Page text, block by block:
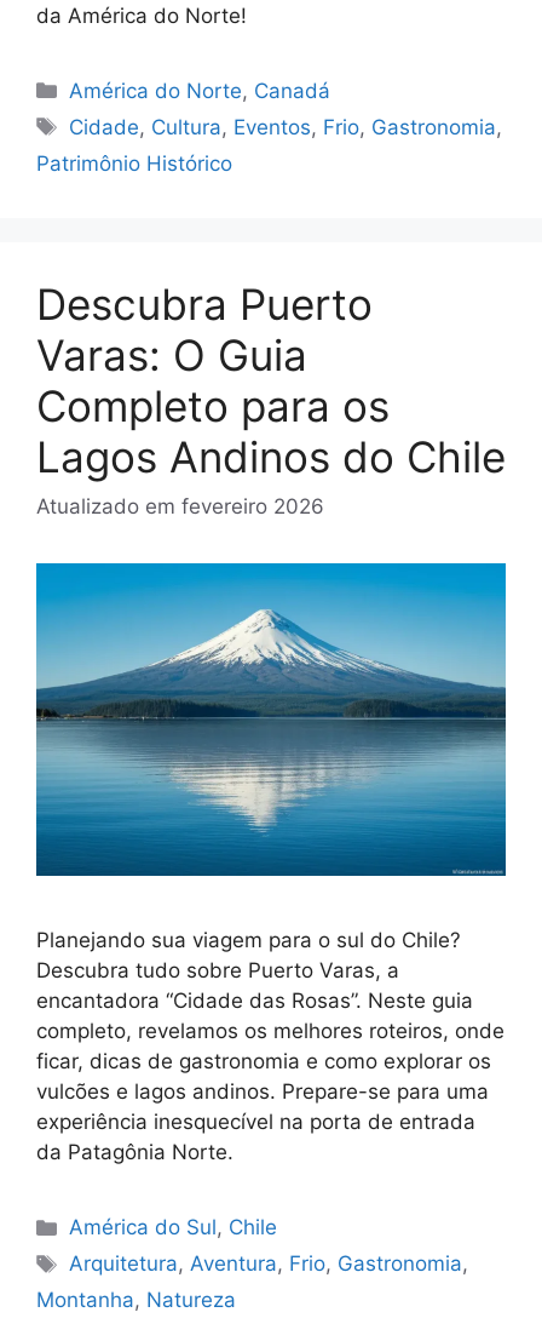
da América do Norte!
Categorias
América do Norte, Canadá
Tags
Cidade, Cultura, Eventos, Frio, Gastronomia,
Patrimônio Histórico
Descubra Puerto
Varas: O Guia
Completo para os
Lagos Andinos do Chile
Atualizado em fevereiro 2026
Planejando sua viagem para o sul do Chile?
Descubra tudo sobre Puerto Varas, a
encantadora “Cidade das Rosas”. Neste guia
completo, revelamos os melhores roteiros, onde
ficar, dicas de gastronomia e como explorar os
vulcões e lagos andinos. Prepare-se para uma
experiência inesquecível na porta de entrada
da Patagônia Norte.
Categorias
América do Sul, Chile
Tags
Arquitetura,Aventura, Frio, Gastronomia,
Montanha, Natureza